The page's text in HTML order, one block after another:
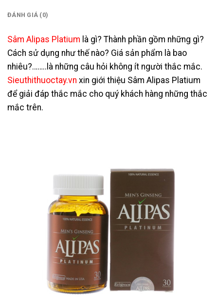
ĐÁNH GIÁ (0)
Sâm Alipas Platium là gì? Thành phần gồm những gì?
Cách sử dụng như thế nào? Giá sản phẩm là bao
nhiêu?……..là những câu hỏi không ít người thắc mắc.
Sieuthithuoctay.vn xin giới thiệu Sâm Alipas Platium
để giải đáp thắc mắc cho quý khách hàng những thắc
mắc trên.